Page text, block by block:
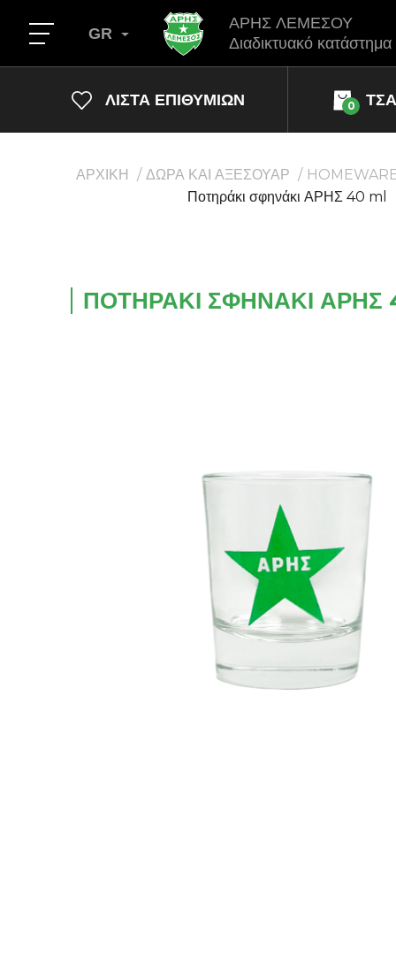
ΑΡΗΣ ΛΕΜΕΣΟΥ
Διαδικτυακό κατάστημα
GR
ΛΊΣΤΑ ΕΠΙΘΥΜΙΏΝ 0
ΑΡΧΙΚΗ ΔΩΡΑ ΚΑΙ ΑΞΕΣΟΥΑΡ
Ποτηράκι σφηνάκι ΑΡΗΣ 40 ml
ΠΟΤΗΡΆΚΙ ΣΦΗΝΆΚΙ ΑΡΗΣ